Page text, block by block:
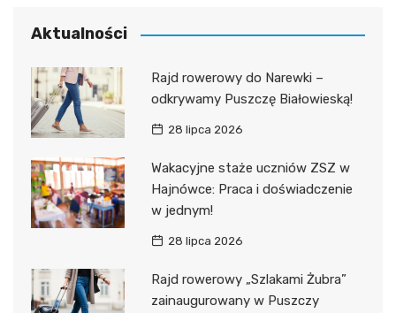
Aktualności
Rajd rowerowy do Narewki –
odkrywamy Puszczę Białowieską!
28 lipca 2026
Wakacyjne staże uczniów ZSZ w
Hajnówce: Praca i doświadczenie
w jednym!
28 lipca 2026
Rajd rowerowy „Szlakami Żubra”
zainaugurowany w Puszczy